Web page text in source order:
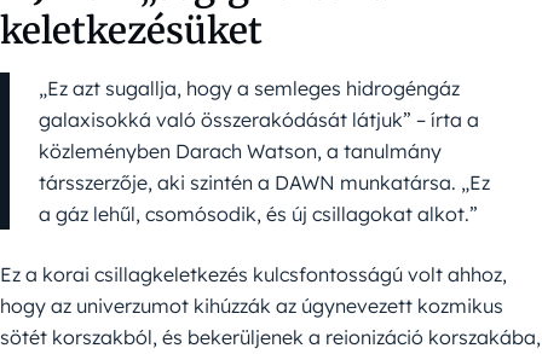
keletkezésüket
„Ez azt sugallja, hogy a semleges hidrogéngáz
galaxisokká való összerakódását látjuk” – írta a
közleményben Darach Watson, a tanulmány
társszerzője, aki szintén a DAWN munkatársa. „Ez
a gáz lehűl, csomósodik, és új csillagokat alkot.”
Ez a korai csillagkeletkezés kulcsfontosságú volt ahhoz,
hogy az univerzumot kihúzzák az úgynevezett kozmikus
sötét korszakból, és bekerüljenek a reionizáció korszakába,